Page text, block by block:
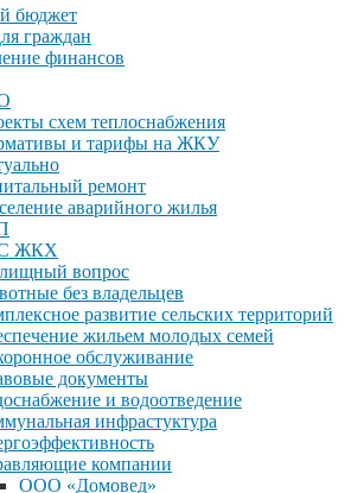
бюджет
граждан
финансов
схем теплоснабжения
и тарифы на ЖКУ
ремонт
аварийного жилья
ЖКХ
вопрос
без владельцев
развитие сельских территорий
жильем молодых семей
обслуживание
документы
и водоотведение
инфрастуктура
компании
ООО «Домовед»